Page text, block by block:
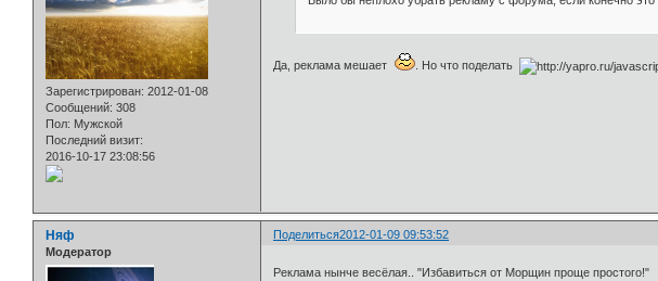
Зарегистрирован: 2012-01-08
Сообщений: 308
Пол: Мужской
Последний визит:
2016-10-17 23:08:56
Да, реклама мешает . Но что поделать
Поделиться2012-01-09 09:53:52
Няф
Модератор
Реклама нынче весёлая.. "Избавиться от Морщин проще простого!"